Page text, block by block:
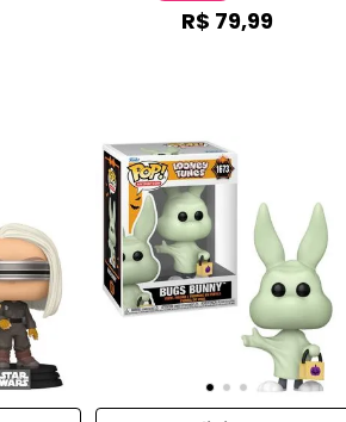
R$ 79,99